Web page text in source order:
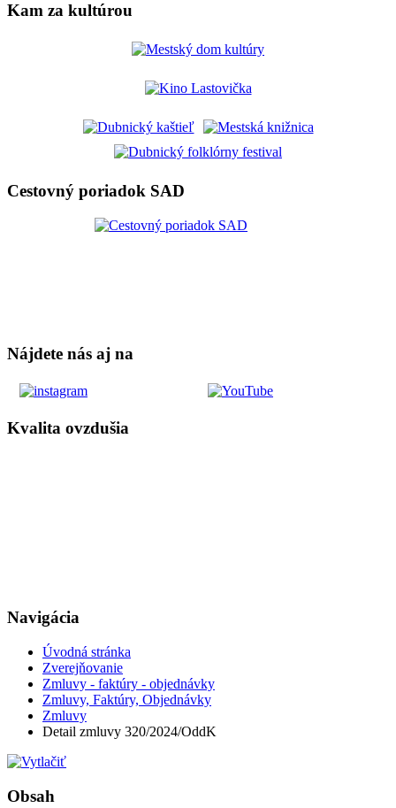
Kam za kultúrou
Cestovný poriadok SAD
Nájdete nás aj na
Kvalita ovzdušia
Navigácia
Úvodná stránka
Zverejňovanie
Zmluvy - faktúry - objednávky
Zmluvy, Faktúry, Objednávky
Zmluvy
Detail zmluvy 320/2024/OddK
Obsah